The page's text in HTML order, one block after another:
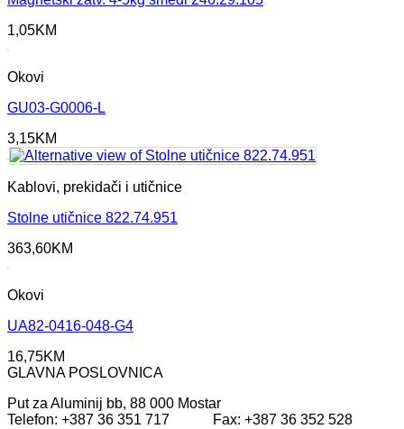
1,05KM
Okovi
GU03-G0006-L
3,15KM
Kablovi, prekidači i utičnice
Stolne utičnice 822.74.951
363,60KM
Okovi
UA82-0416-048-G4
16,75KM
GLAVNA POSLOVNICA
Put za Aluminij bb, 88 000 Mostar
Telefon: +387 36 351 717 Fax: +387 36 352 528